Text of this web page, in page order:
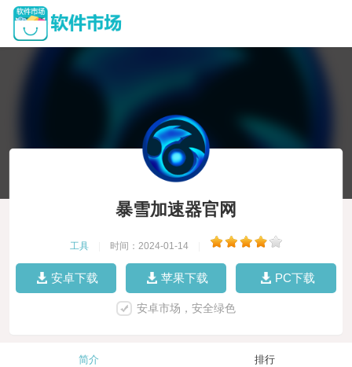
暴雪加速器官网
工具 时间：2024-01-14
安卓下载 苹果下载 PC下载
安卓市场，安全绿色
简介 排行